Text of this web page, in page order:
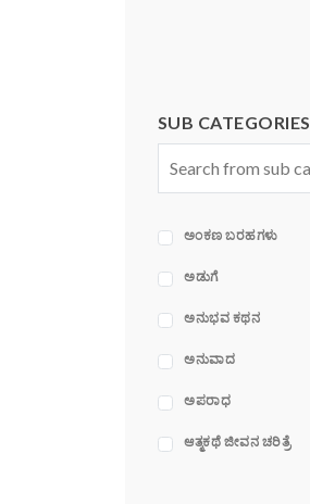
SUB CATEGORIES
ಅಂಕಣ ಬರಹಗಳು
ಅಡುಗೆ
ಅನುಭವ ಕಥನ
ಅನುವಾದ
ಅಪರಾಧ
ಆತ್ಮಕಥೆ ಜೀವನ ಚರಿತ್ರೆ